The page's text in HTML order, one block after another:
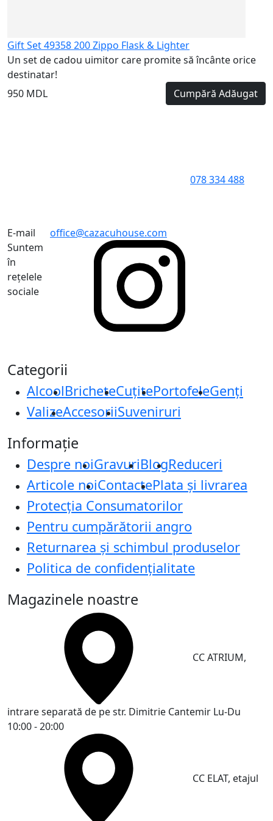
Gift Set 49358 200 Zippo Flask & Lighter
Un set de cadou uimitor care promite să încânte orice
destinatar!
950 MDL
Cumpără Adăugat
078 334 488
E-mail
office@cazacuhouse.com
Suntem
în
rețelele
sociale
Categorii
AlcoolBricheteCuțitePortofeleGenți
ValizeAccesoriiSuveniruri
Informație
Despre noiGravuriBlogReduceri
Articole noiContactePlata și livrarea
Protecţia Consumatorilor
Pentru cumpărătorii angro
Returnarea și schimbul produselor
Politica de confidențialitate
Magazinele noastre
CC ATRIUM,
intrare separată de pe str. Dimitrie Cantemir Lu-Du
10:00 - 20:00
CC ELAT, etajul